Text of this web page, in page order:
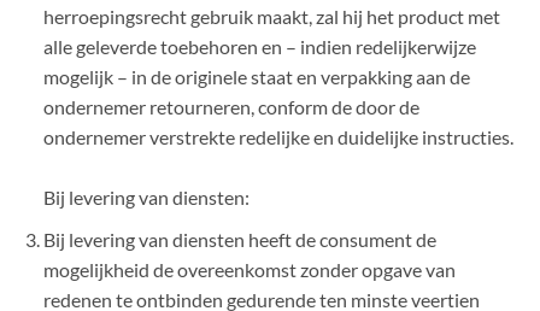
herroepingsrecht gebruik maakt, zal hij het product met
alle geleverde toebehoren en – indien redelijkerwijze
mogelijk – in de originele staat en verpakking aan de
ondernemer retourneren, conform de door de
ondernemer verstrekte redelijke en duidelijke instructies.
Bij levering van diensten:
Bij levering van diensten heeft de consument de
mogelijkheid de overeenkomst zonder opgave van
redenen te ontbinden gedurende ten minste veertien